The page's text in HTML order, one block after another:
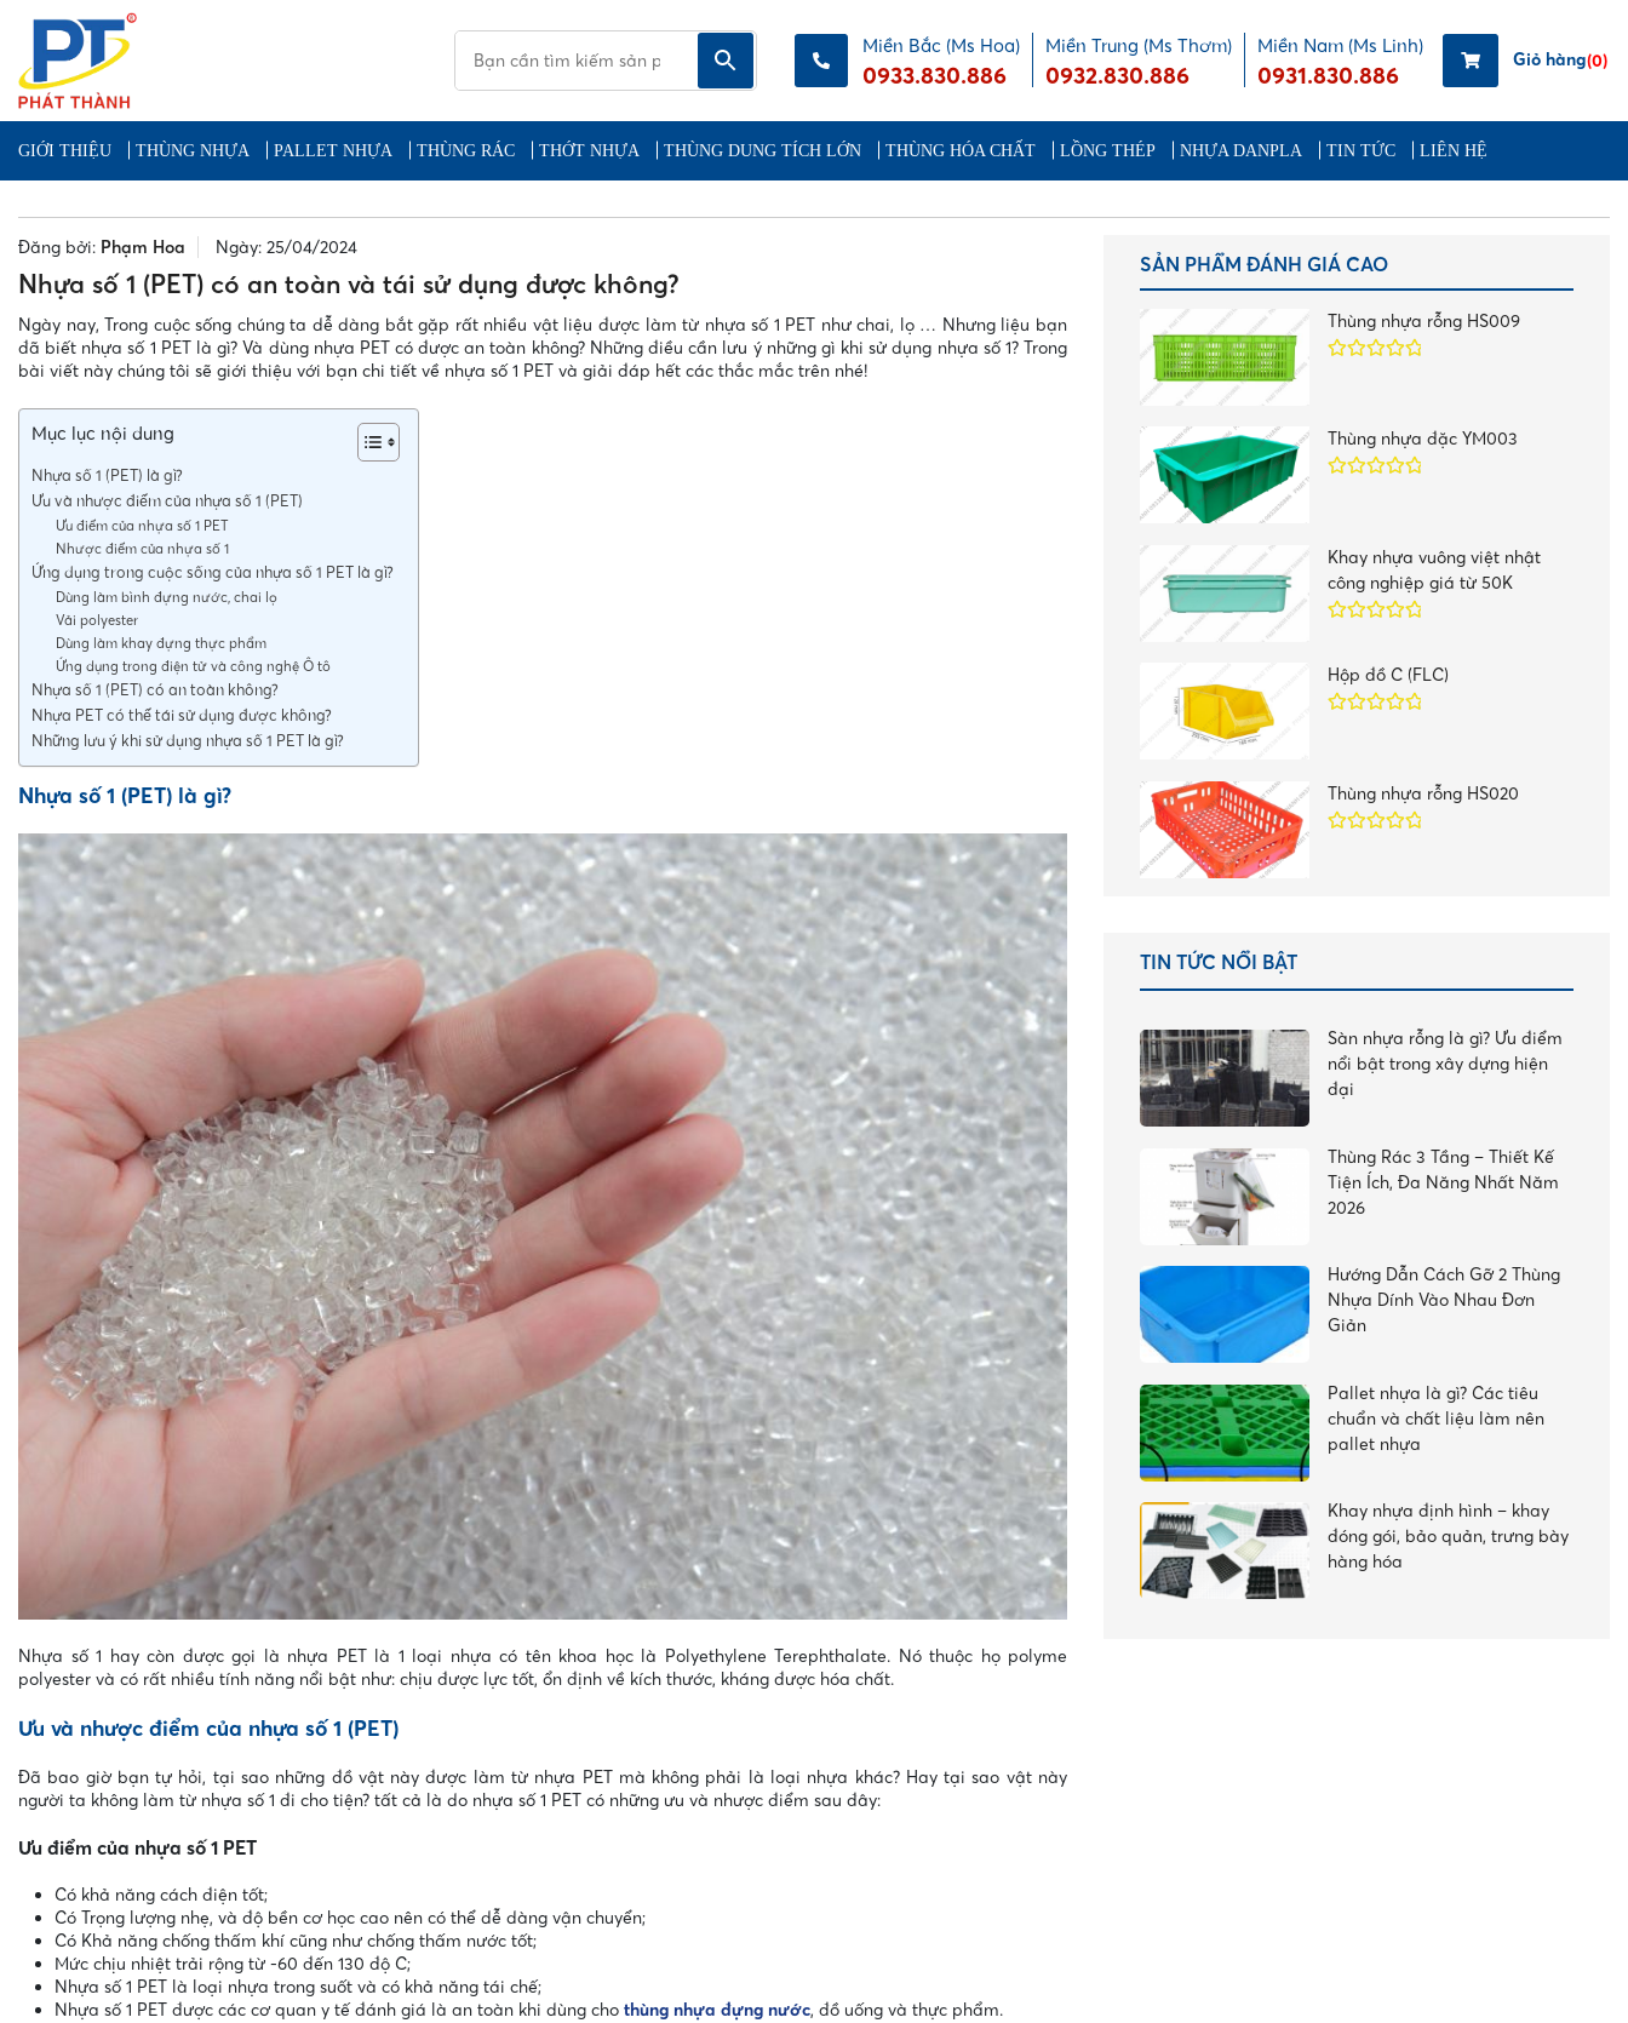
Miền Bắc (Ms Hoa)
0933.830.886
Miền Trung (Ms Thơm)
0932.830.886
Miền Nam (Ms Linh)
0931.830.886
Giỏ hàng(0)
GIỚI THIỆU THÙNG NHỰA PALLET NHỰA THÙNG RÁC THỚT NHỰA THÙNG DUNG TÍCH LỚN THÙNG HÓA CHẤT LỒNG THÉP NHỰA DANPLA TIN TỨC LIÊN HỆ
Đăng bởi: Phạm Hoa Ngày: 25/04/2024
Nhựa số 1 (PET) có an toàn và tái sử dụng được không?
Ngày nay, Trong cuộc sống chúng ta dễ dàng bắt gặp rất nhiều vật liệu được làm từ nhựa số 1 PET như chai, lọ … Nhưng liệu bạn
đã biết nhựa số 1 PET là gì? Và dùng nhựa PET có được an toàn không? Những điều cần lưu ý những gì khi sử dụng nhựa số 1? Trong
bài viết này chúng tôi sẽ giới thiệu với bạn chi tiết về nhựa số 1 PET và giải đáp hết các thắc mắc trên nhé!
Mục lục nội dung
Nhựa số 1 (PET) là gì?
Ưu và nhược điểm của nhựa số 1 (PET)
Ưu điểm của nhựa số 1 PET
Nhược điểm của nhựa số 1
Ứng dụng trong cuộc sống của nhựa số 1 PET là gì?
Dùng làm bình đựng nước, chai lọ
Vải polyester
Dùng làm khay đựng thực phẩm
Ứng dụng trong điện tử và công nghệ Ô tô
Nhựa số 1 (PET) có an toàn không?
Nhựa PET có thể tái sử dụng được không?
Những lưu ý khi sử dụng nhựa số 1 PET là gì?
Nhựa số 1 (PET) là gì?
Nhựa số 1 hay còn được gọi là nhựa PET là 1 loại nhựa có tên khoa học là Polyethylene Terephthalate. Nó thuộc họ polyme
polyester và có rất nhiều tính năng nổi bật như: chịu được lực tốt, ổn định về kích thước, kháng được hóa chất.
Ưu và nhược điểm của nhựa số 1 (PET)
Đã bao giờ bạn tự hỏi, tại sao những đồ vật này được làm từ nhựa PET mà không phải là loại nhựa khác? Hay tại sao vật này
người ta không làm từ nhựa số 1 đi cho tiện? tất cả là do nhựa số 1 PET có những ưu và nhược điểm sau đây:
Ưu điểm của nhựa số 1 PET
Có khả năng cách điện tốt;
Có Trọng lượng nhẹ, và độ bền cơ học cao nên có thể dễ dàng vận chuyển;
Có Khả năng chống thấm khí cũng như chống thấm nước tốt;
Mức chịu nhiệt trải rộng từ -60 đến 130 độ C;
Nhựa số 1 PET là loại nhựa trong suốt và có khả năng tái chế;
Nhựa số 1 PET được các cơ quan y tế đánh giá là an toàn khi dùng cho thùng nhựa đựng nước, đồ uống và thực phẩm.
SẢN PHẨM ĐÁNH GIÁ CAO
Thùng nhựa rỗng HS009
Thùng nhựa đặc YM003
Khay nhựa vuông việt nhật
công nghiệp giá từ 50K
sao
Hộp đồ C (FLC)
Thùng nhựa rỗng HS020
TIN TỨC NỔI BẬT
Sàn nhựa rỗng là gì? Ưu điểm
nổi bật trong xây dựng hiện
đại
Thùng Rác 3 Tầng – Thiết Kế
Tiện Ích, Đa Năng Nhất Năm
2026
Hướng Dẫn Cách Gỡ 2 Thùng
Nhựa Dính Vào Nhau Đơn
Giản
Pallet nhựa là gì? Các tiêu
chuẩn và chất liệu làm nên
pallet nhựa
Khay nhựa định hình – khay
đóng gói, bảo quản, trưng bày
hàng hóa